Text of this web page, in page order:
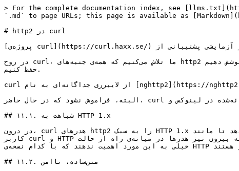
> For the complete documentation index, see
`.md` to page URLs; this page is available as
# http2 در curl
در روح curl، ما تلاش می‌کنیم که همه‌ی جنبه‌های http2 را پوشش دهیم. curl معمولا به عنوان ابزاری برای تست وب‌سایت‌ها به کار می‌رود و ما تلاش می‌کنیم که این روند را برای http2 نیز
حفظ کنیم.
curl از لایبرری جدا‌گانه‌ای به نام [nghttp2](https://nghttp2.org/) برای لایه‌ی فریم استفاده می‌کند. curl به nghttp2 1.0 یا بالاتر نیاز دارد.
البته، فراموش نشود که در حال حاضر، curl ارائه‌شده در لینوکس و libcurl با پشتیبانی از پرتکل HTTP/2 به طور پیش‌فرض ارائه نمی‌شوند.
## ۱۱.۱. شباهت به HTTP 1.x
در درون، curl هدرهای http2 را به سبک HTTP 1.x تبدیل می‌کند و آن‌ها را به کاربر ارائه می‌دهد تا مانند HTTP کنونی ظاهر شوند. این کار اجازه می‌دهد تا انتقال داده‌ها برای
کاربر curl و HTTP امروزی راحت‌تر شود. در درخواست‌های رو به بیرون نیز هدرها در میانه‌ی راه از حالت HTTP 1.x به فرمت http2 تبدیل می‌شوند. این قابلیت باعث می‌شود که کاربران
خیلی به این مورد اهمیت ندهند که با کدام نسخه‌ی HTTP رو‌به‌رو هستند.
## ۱۱.۲. متن‌ساده، ناامن